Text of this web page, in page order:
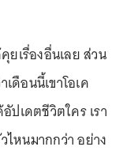
ยเรื่องอื่นเลย ส่วน
ดือนนี้เขาโอเค
ปเดตชีวิตใคร เรา
ไหนมากกว่า อย่าง